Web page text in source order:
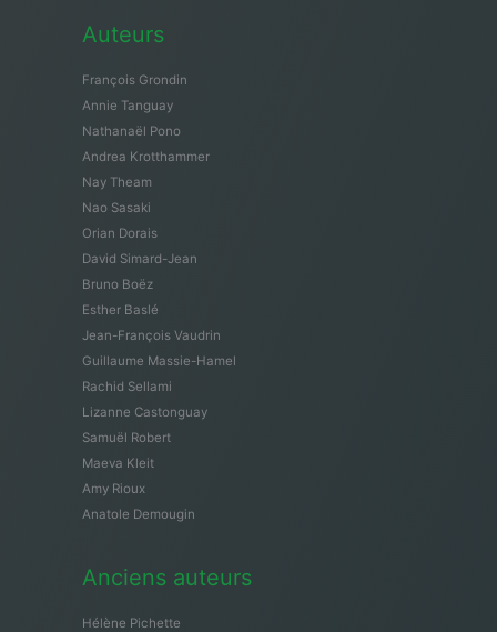
Auteurs
François Grondin
Annie Tanguay
Nathanaël Pono
Andrea Krotthammer
Nay Theam
Nao Sasaki
Orian Dorais
David Simard-Jean
Bruno Boëz
Esther Baslé
Jean-François Vaudrin
Guillaume Massie-Hamel
Rachid Sellami
Lizanne Castonguay
Samuël Robert
Maeva Kleit
Amy Rioux
Anatole Demougin
Anciens auteurs
Hélène Pichette